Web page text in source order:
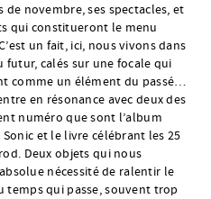
novembre, ses spectacles, et
qui constitueront le menu
un fait, ici, nous vivons dans
calés sur une focale qui
comme un élément du passé…
en résonance avec deux des
numéro que sont l’album
et le livre célébrant les 25
Deux objets qui nous
nécessité de ralentir le
temps qui passe, souvent trop